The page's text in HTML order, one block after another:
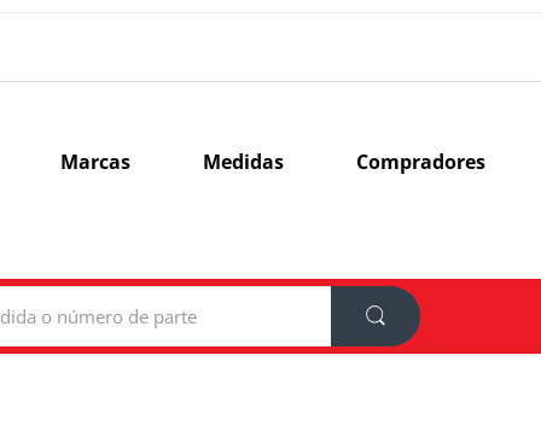
Marcas Medidas Compradores